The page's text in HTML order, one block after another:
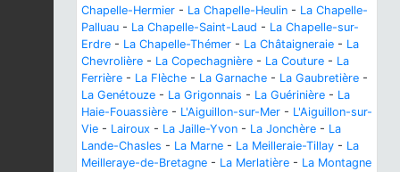
Chapelle-Hermier - La Chapelle-Heulin - La Chapelle-
Palluau - La Chapelle-Saint-Laud - La Chapelle-sur-
Erdre - La Chapelle-Thémer - La Châtaigneraie - La
Chevrolière - La Copechagnière - La Couture - La
Ferrière - La Flèche - La Garnache - La Gaubretière -
La Genétouze - La Grigonnais - La Guérinière - La
Haie-Fouassière - L'Aiguillon-sur-Mer - L'Aiguillon-sur-
Vie - Lairoux - La Jaille-Yvon - La Jonchère - La
Lande-Chasles - La Marne - La Meilleraie-Tillay - La
Meilleraye-de-Bretagne - La Merlatière - La Montagne